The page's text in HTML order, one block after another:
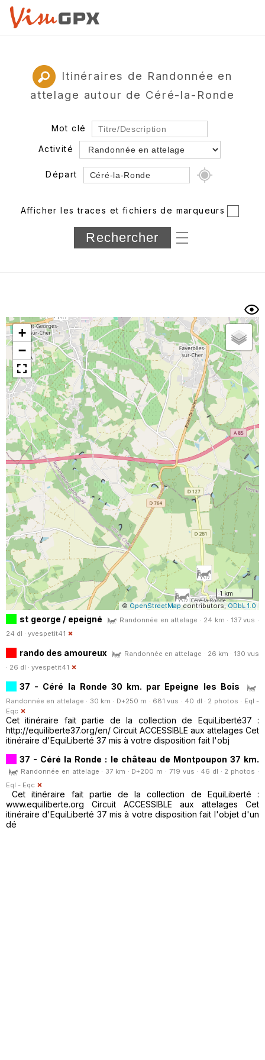
Itinéraires de Randonnée en
attelage autour de Céré-la-Ronde
Mot clé
Activité
Départ
Département
Longueur min/max
Trier par
Horodatage Photos
Afficher les traces et fichiers de marqueurs
+
−
1 km
© OpenStreetMapcontributors, ODbL 1.0
st george / epeigné
Randonnée en attelage · 24 km · 137 vus ·
24 dl · yvespetit41
rando des amoureux
Randonnée en attelage · 26 km · 130 vus
· 26 dl · yvespetit41
37 - Céré la Ronde 30 km. par Epeigne les Bois
Randonnée en attelage · 30 km · D+250 m · 681 vus · 40 dl · 2 photos · Eql -
Eqc
Cet itinéraire fait partie de la collection de EquiLiberté37 :
http://equiliberte37.org/en/ Circuit ACCESSIBLE aux attelages Cet
itinéraire d'EquiLiberté 37 mis à votre disposition fait l'obj
37 - Céré la Ronde : le château de Montpoupon 37 km.
Randonnée en attelage · 37 km · D+200 m · 719 vus · 46 dl · 2 photos ·
Eql - Eqc
Cet itinéraire fait partie de la collection de EquiLiberté :
www.equiliberte.org Circuit ACCESSIBLE aux attelages Cet
itinéraire d'EquiLiberté 37 mis à votre disposition fait l'objet d'un
dé